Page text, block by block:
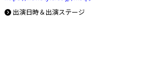
出演日時＆出演ステージ